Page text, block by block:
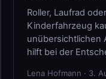
Roller, Laufrad
Kinderfahrzeug
unübersichtlichen
hilft bei der
Lena Hofmann · 3.